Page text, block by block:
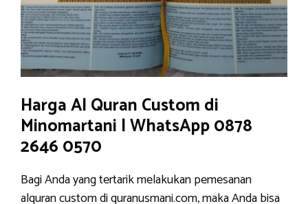
Harga Al Quran Custom di
Minomartani | WhatsApp 0878
2646 0570
Bagi Anda yang tertarik melakukan pemesanan
alquran custom di quranusmani.com, maka Anda bisa